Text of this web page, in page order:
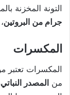
التونة المخزنة بالماء (التي
جرام من البروتين،
المكسرات
المكسرات تعتبر
من المصدر النباتي